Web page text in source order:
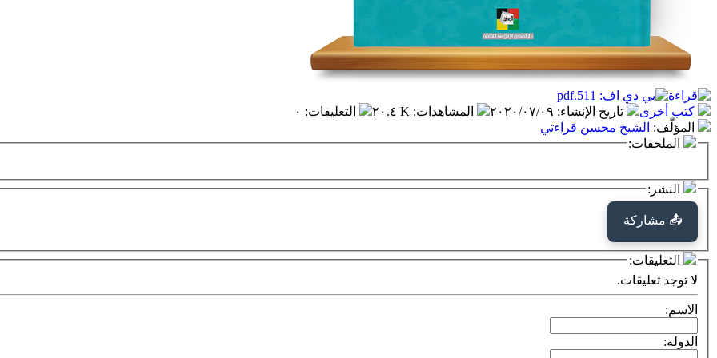
كتب أخرى تاريخ الإنشاء: ٢٠٢٠/٠٧/٠٩ المشاهدات: ٢٠.٤ K التعليقات: ٠
المؤلّف: الشيخ محسن قراءتي
الملحقات:
النشر:
📤 مشاركة
التعليقات:
لا توجد تعليقات.
الاسم:
الدولة: